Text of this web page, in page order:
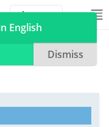
English
Dismiss